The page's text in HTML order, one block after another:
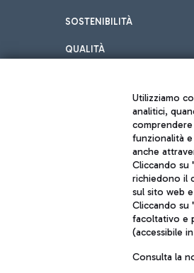
SOSTENIBILITÀ
QUALITÀ
Aeroporti di Roma S.p.A. -
Codice fiscale e Registro delle
Capitale sociale 62.224.743,00 int.
Sede legale: Via Pier Paolo
Utilizziamo
analitici,
funzionalità
anche
Cliccando su
richiedono il
sul sito web
Cliccando su
facoltativo e
(accessibile
Consulta la